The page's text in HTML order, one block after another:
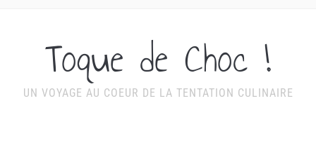
Toque de Choc !
UN VOYAGE AU COEUR DE LA TENTATION CULINAIRE